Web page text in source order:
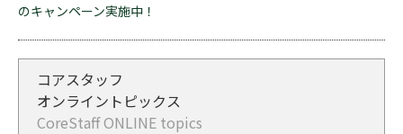
のキャンペーン実施中！
コアスタッフ
オンライントピックス
CoreStaff ONLINE topics